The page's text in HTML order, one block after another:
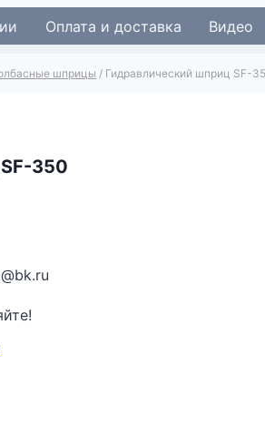
Оплата и доставка Видео
шприцы / Гидравлический шприц SF-
350